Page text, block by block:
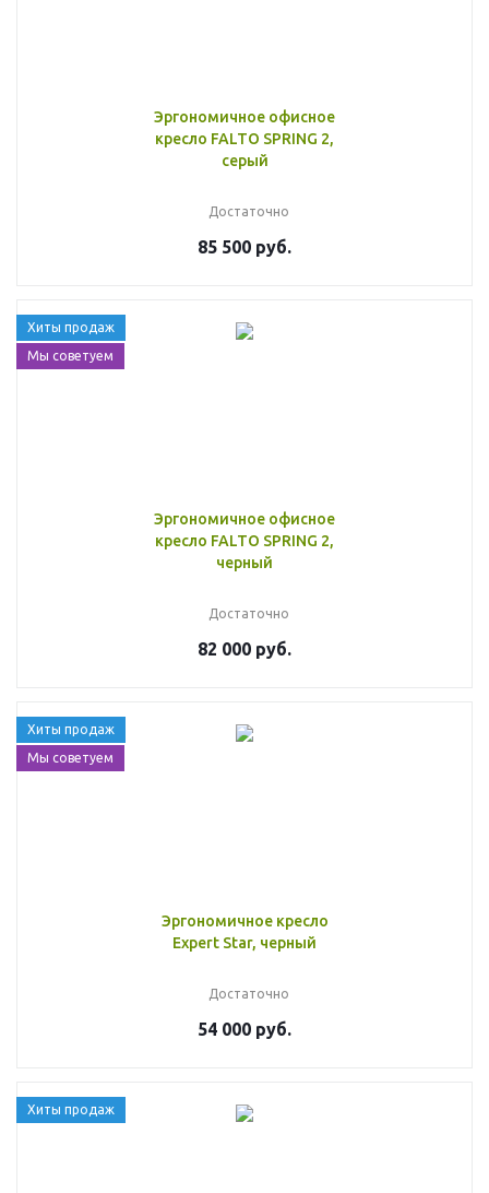
Эргономичное офисное
кресло FALTO SPRING 2,
серый
Достаточно
85 500 руб.
Хиты продаж
Мы советуем
Эргономичное офисное
кресло FALTO SPRING 2,
черный
Достаточно
82 000 руб.
Хиты продаж
Мы советуем
Эргономичное кресло
Expert Star, черный
Достаточно
54 000 руб.
Хиты продаж